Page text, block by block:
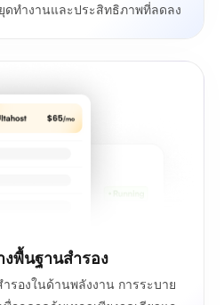
ดทำงานและประสิทธิภาพที่ลดลง
งพื้นฐานสำรอง
รองในด้านพลังงาน การระบาย